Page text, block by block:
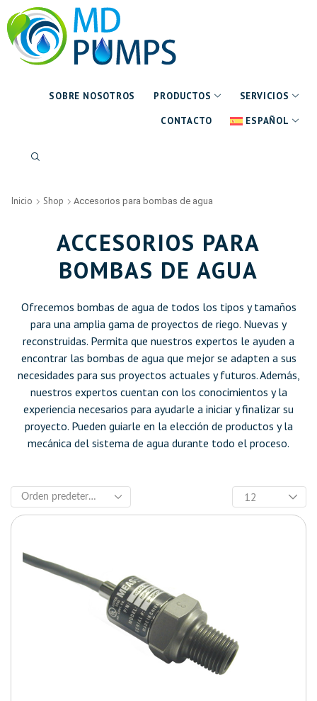
SOBRE NOSOTROS PRODUCTOS SERVICIOS
CONTACTO ESPAÑOL
Inicio Shop Accesorios para bombas de agua
ACCESORIOS PARA
BOMBAS DE AGUA
Ofrecemos bombas de agua de todos los tipos y tamaños
para una amplia gama de proyectos de riego. Nuevas y
reconstruidas. Permita que nuestros expertos le ayuden a
encontrar las bombas de agua que mejor se adapten a sus
necesidades para sus proyectos actuales y futuros. Además,
nuestros expertos cuentan con los conocimientos y la
experiencia necesarios para ayudarle a iniciar y finalizar su
proyecto. Pueden guiarle en la elección de productos y la
mecánica del sistema de agua durante todo el proceso.